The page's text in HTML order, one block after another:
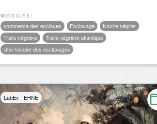
MOT.S CLÉ.S :
commerce des esclaves Esclavage
Navire négrier
Traite négrière
Traite négrière atlantique
Une histoire des esclavages
LabEx - EHNE